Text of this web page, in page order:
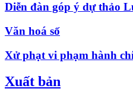
Diễn đàn góp ý dự thảo
Văn hoá số
Xử phạt vi phạm hành
Xuất bản